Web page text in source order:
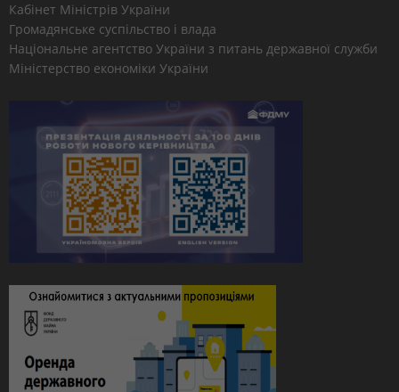
Кабінет Міністрів України
Громадянське суспільство і влада
Національне агентство України з питань державної служби
Міністерство економіки України